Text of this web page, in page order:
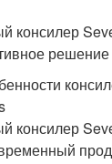
консилер
решение
консилер